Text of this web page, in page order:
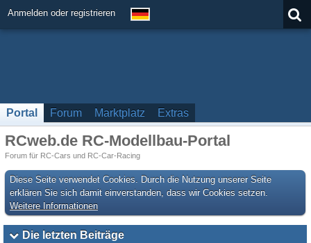
Anmelden oder registrieren
Portal Forum Marktplatz Extras
RCweb.de RC-Modellbau-Portal
Forum für RC-Cars und RC-Car-Racing
Diese Seite verwendet Cookies. Durch die Nutzung unserer Seite
erklären Sie sich damit einverstanden, dass wir Cookies setzen.
Weitere Informationen
Die letzten Beiträge